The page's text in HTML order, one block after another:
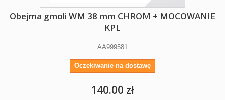
Obejma gmoli WM 38 mm CHROM + MOCOWANIE
KPL
AA999581
Oczekiwanie na dostawę
140.00 zł